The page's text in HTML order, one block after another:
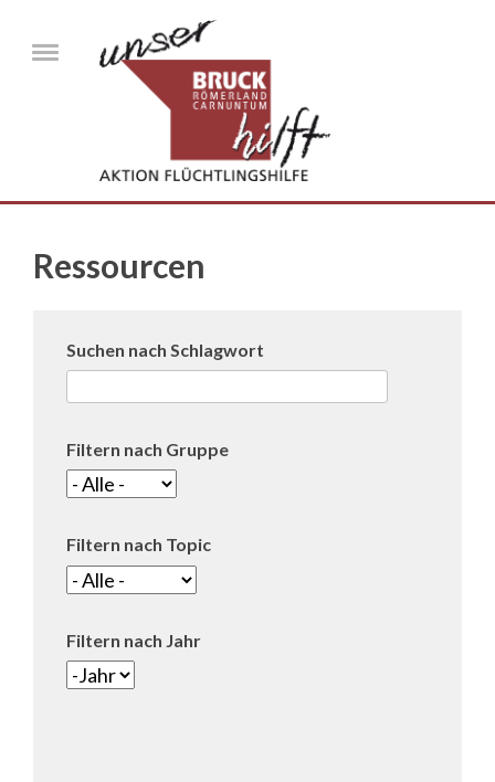
Menu
Ressourcen
Suchen nach Schlagwort
Filtern nach Gruppe
Filtern nach Topic
Filtern nach Jahr
Filtern nach Jahr
Jahr